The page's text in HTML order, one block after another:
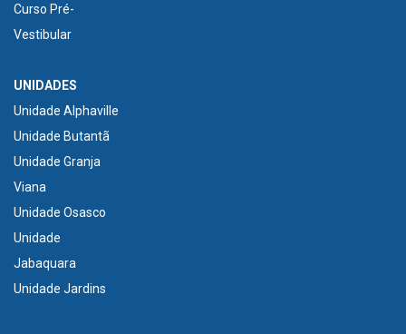
Curso Pré-
Vestibular
UNIDADES
Unidade Alphaville
Unidade Butantã
Unidade Granja
Viana
Unidade Osasco
Unidade
Jabaquara
Unidade Jardins